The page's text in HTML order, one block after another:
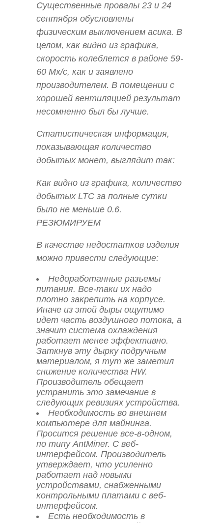
Существенные провалы 23 и 24
сентября обусловлены
физическим выключением асика. В
целом, как видно из графика,
скорость колеблется в районе 59-
60 Мх/с, как и заявлено
производителем. В помещении с
хорошей вентиляцией результат
несомненно был бы лучше.
Статистическая информация,
показывающая количество
добытых монет, выглядит так:
Как видно из графика, количество
добытых LTC за полные сутки
было не меньше 0.6.
РЕЗЮМИРУЕМ
В качестве недостатков изделия
можно привести следующие:
Недоработанные разъемы
питания. Все-таки их надо
плотно закрепить на корпусе.
Иначе из этой дыры ощутимо
идет часть воздушного потока, а
значит система охлаждения
работает менее эффективно.
Заткнув эту дырку подручным
материалом, я тут же заметил
снижение количества HW.
Производитель обещает
устранить это замечание в
следующих ревизиях устройства.
Необходимость во внешнем
компьютере для майнинга.
Просится решение все-в-одном,
по типу AntMiner. С веб-
интерфейсом. Производитель
утверждает, что усиленно
работает над новыми
устройствами, снабженными
контрольными платами с веб-
интерфейсом.
Есть необходимость в